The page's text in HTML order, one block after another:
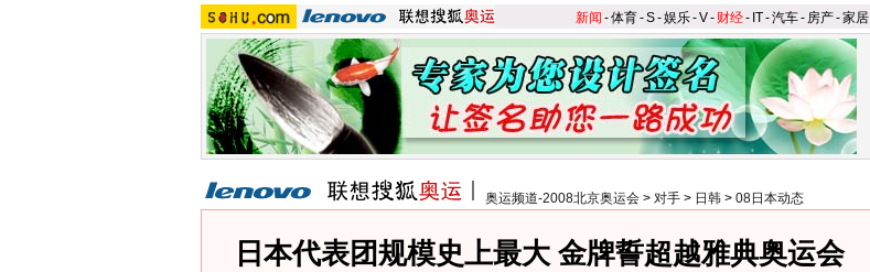
新闻 -体育-S-娱乐-V- 财经- IT-汽车- 房产-家居
奥运频道-2008北京奥运会 > 对手 > 日韩 > 08日本动态
日本代表团规模史上最大 金牌誓超越雅典奥运会